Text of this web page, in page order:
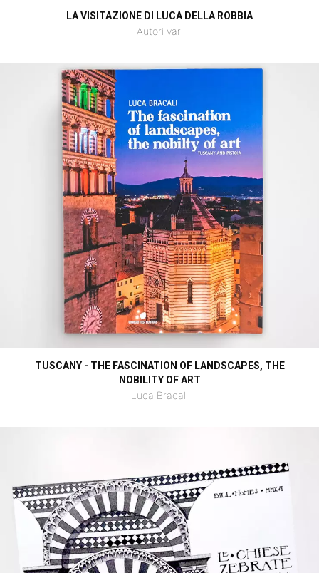
LA VISITAZIONE DI LUCA DELLA ROBBIA
Autori vari
TUSCANY - THE FASCINATION OF LANDSCAPES, THE
NOBILITY OF ART
Luca Bracali